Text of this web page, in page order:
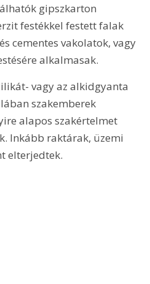
gipszkarton
festékkel festett falak
cementes vakolatok, vagy
alkalmasak.
vagy az alkidgyanta
szakemberek
alapos szakértelmet
Inkább raktárak, üzemi
elterjedtek.